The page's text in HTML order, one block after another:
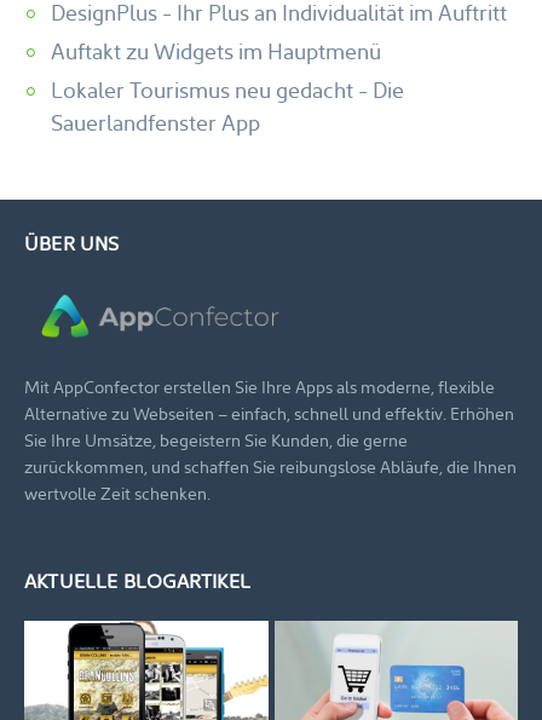
DesignPlus - Ihr Plus an Individualität im Auftritt
Auftakt zu Widgets im Hauptmenü
Lokaler Tourismus neu gedacht - Die
Sauerlandfenster App
ÜBER UNS
Mit AppConfector erstellen Sie Ihre Apps als moderne, flexible
Alternative zu Webseiten – einfach, schnell und effektiv. Erhöhen
Sie Ihre Umsätze, begeistern Sie Kunden, die gerne
zurückkommen, und schaffen Sie reibungslose Abläufe, die Ihnen
wertvolle Zeit schenken.
AKTUELLE BLOGARTIKEL